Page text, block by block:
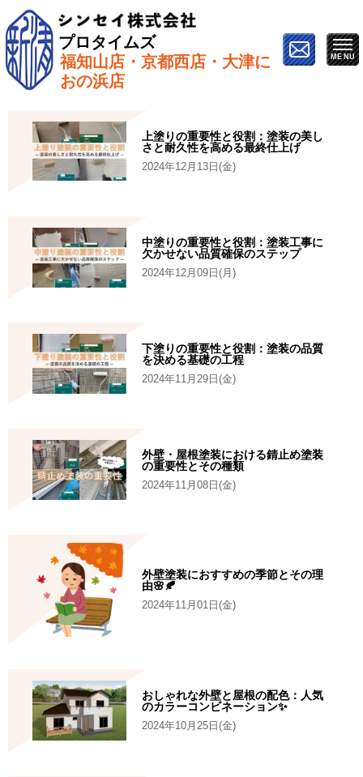
プロタイムズ
福知山店・京都西店・大津に
おの浜店
ホーム»執筆者/監修者»宮本 桃香
上塗りの重要性と役割：塗装の美し
さと耐久性を高める最終仕上げ
2024年12月13日(金)
中塗りの重要性と役割：塗装工事に
欠かせない品質確保のステップ
2024年12月09日(月)
下塗りの重要性と役割：塗装の品質
を決める基礎の工程
2024年11月29日(金)
外壁・屋根塗装における錆止め塗装
の重要性とその種類
2024年11月08日(金)
外壁塗装におすすめの季節とその理
由🌸🍂
2024年11月01日(金)
おしゃれな外壁と屋根の配色：人気
のカラーコンビネーション✨
2024年10月25日(金)